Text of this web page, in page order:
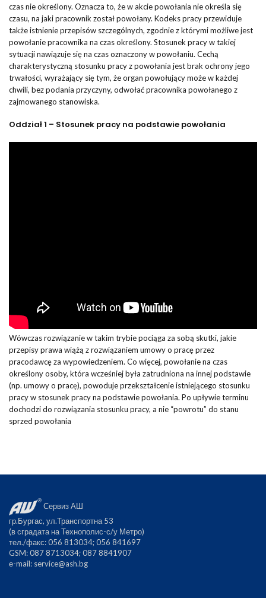
czas nie określony. Oznacza to, że w akcie powołania nie określa się
czasu, na jaki pracownik został powołany. Kodeks pracy przewiduje
także istnienie przepisów szczególnych, zgodnie z którymi możliwe jest
powołanie pracownika na czas określony. Stosunek pracy w takiej
sytuacji nawiązuje się na czas oznaczony w powołaniu. Cechą
charakterystyczną stosunku pracy z powołania jest brak ochrony jego
trwałości, wyrażający się tym, że organ powołujący może w każdej
chwili, bez podania przyczyny, odwołać pracownika powołanego z
zajmowanego stanowiska.
Oddział 1 – Stosunek pracy na podstawie powołania
Wówczas rozwiązanie w takim trybie pociąga za sobą skutki, jakie
przepisy prawa wiążą z rozwiązaniem umowy o pracę przez
pracodawcę za wypowiedzeniem. Co więcej, powołanie na czas
określony osoby, która wcześniej była zatrudniona na innej podstawie
(np. umowy o pracę), powoduje przekształcenie istniejącego stosunku
pracy w stosunek pracy na podstawie powołania. Po upływie terminu
dochodzi do rozwiązania stosunku pracy, a nie “powrotu” do stanu
sprzed powołania
Сервиз АШ
гр.Бургас, ул.Транспортна 53
(в сградата на Технополис-с/у Метро)
тел./факс: 056 813034; 056 841697
GSM: 087 8713034; 087 8841907
е-mail: service@ash.bg